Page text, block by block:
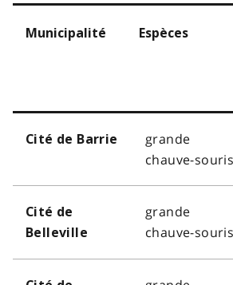
Municipalité Espèces
Cité de Barrie
grande
chauve-souris
Cité de
Belleville
grande
chauve-souris